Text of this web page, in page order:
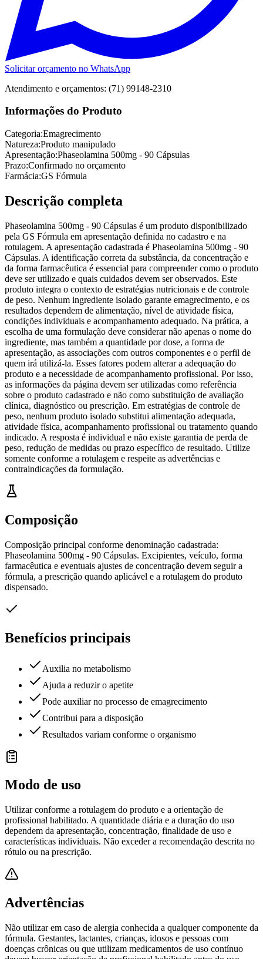
Solicitar orçamento no WhatsApp
Atendimento e orçamentos: (71) 99148-2310
Informações do Produto
Categoria:Emagrecimento
Natureza:Produto manipulado
Apresentação:Phaseolamina 500mg - 90 Cápsulas
Prazo:Confirmado no orçamento
Farmácia:GS Fórmula
Descrição completa
Phaseolamina 500mg - 90 Cápsulas é um produto disponibilizado
pela GS Fórmula em apresentação definida no cadastro e na
rotulagem. A apresentação cadastrada é Phaseolamina 500mg - 90
Cápsulas. A identificação correta da substância, da concentração e
da forma farmacêutica é essencial para compreender como o produto
deve ser utilizado e quais cuidados devem ser observados. Este
produto integra o contexto de estratégias nutricionais e de controle
de peso. Nenhum ingrediente isolado garante emagrecimento, e os
resultados dependem de alimentação, nível de atividade física,
condições individuais e acompanhamento adequado. Na prática, a
escolha de uma formulação deve considerar não apenas o nome do
ingrediente, mas também a quantidade por dose, a forma de
apresentação, as associações com outros componentes e o perfil de
quem irá utilizá-la. Esses fatores podem alterar a adequação do
produto e a necessidade de acompanhamento profissional. Por isso,
as informações da página devem ser utilizadas como referência
sobre o produto cadastrado e não como substituição de avaliação
clínica, diagnóstico ou prescrição. Em estratégias de controle de
peso, nenhum produto isolado substitui alimentação adequada,
atividade física, acompanhamento profissional ou tratamento quando
indicado. A resposta é individual e não existe garantia de perda de
peso, redução de medidas ou prazo específico de resultado. Utilize
somente conforme a rotulagem e respeite as advertências e
contraindicações da formulação.
Composição
Composição principal conforme denominação cadastrada:
Phaseolamina 500mg - 90 Cápsulas. Excipientes, veículo, forma
farmacêutica e eventuais ajustes de concentração devem seguir a
fórmula, a prescrição quando aplicável e a rotulagem do produto
dispensado.
Benefícios principais
Auxilia no metabolismo
Ajuda a reduzir o apetite
Pode auxiliar no processo de emagrecimento
Contribui para a disposição
Resultados variam conforme o organismo
Modo de uso
Utilizar conforme a rotulagem do produto e a orientação de
profissional habilitado. A quantidade diária e a duração do uso
dependem da apresentação, concentração, finalidade de uso e
características individuais. Não exceder a recomendação descrita no
rótulo ou na prescrição.
Advertências
Não utilizar em caso de alergia conhecida a qualquer componente da
fórmula. Gestantes, lactantes, crianças, idosos e pessoas com
doenças crônicas ou que utilizam medicamentos de uso contínuo